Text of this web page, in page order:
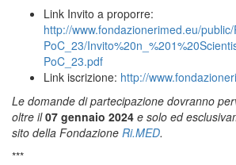
Link Invito a proporre:
http://www.fondazionerimed.eu/
PoC_23/
PoC_23.pdf
Link iscrizione: http://
Le domande di partecipazione dovranno
oltre il07 gennaio 2024 e solo ed
sito della Fondazione Ri.MED.
***